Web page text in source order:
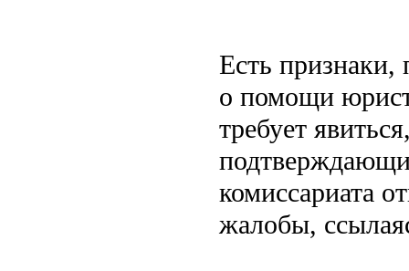
Есть признаки,
о помощи
требует
комиссариата
жалобы,